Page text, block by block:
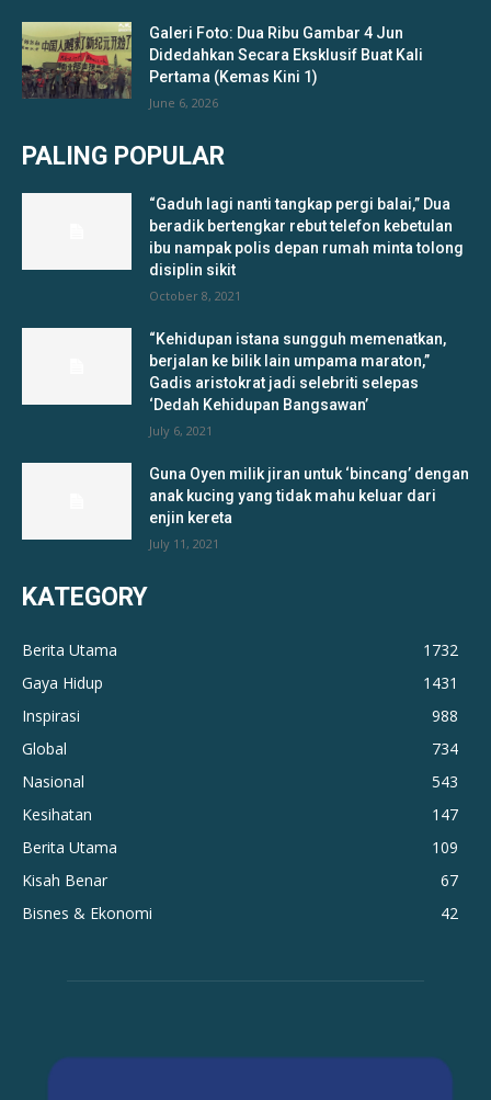
Galeri Foto: Dua Ribu Gambar 4 Jun
Didedahkan Secara Eksklusif Buat Kali
Pertama (Kemas Kini 1)
June 6, 2026
PALING POPULAR
“Gaduh lagi nanti tangkap pergi balai,” Dua
beradik bertengkar rebut telefon kebetulan
ibu nampak polis depan rumah minta tolong
disiplin sikit
October 8, 2021
“Kehidupan istana sungguh memenatkan,
berjalan ke bilik lain umpama maraton,”
Gadis aristokrat jadi selebriti selepas
‘Dedah Kehidupan Bangsawan’
July 6, 2021
Guna Oyen milik jiran untuk ‘bincang’ dengan
anak kucing yang tidak mahu keluar dari
enjin kereta
July 11, 2021
KATEGORY
Berita Utama
1732
Gaya Hidup
1431
Inspirasi
988
Global
734
Nasional
543
Kesihatan
147
Berita Utama
109
Kisah Benar
67
Bisnes & Ekonomi
42